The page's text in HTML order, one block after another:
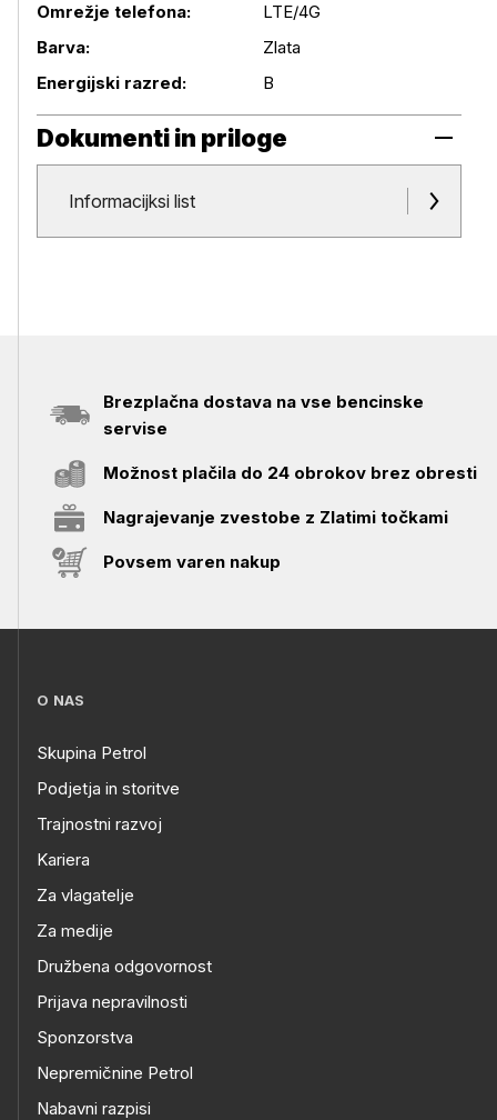
Omrežje telefona:
LTE/4G
Barva:
Zlata
Energijski razred:
B
Dokumenti in priloge
Dokumenti in priloge
Informacijksi list
Brezplačna dostava na vse bencinske
servise
Možnost plačila do 24 obrokov brez obresti
Nagrajevanje zvestobe z Zlatimi točkami
Povsem varen nakup
O NAS
Skupina Petrol
Podjetja in storitve
Trajnostni razvoj
Kariera
Za vlagatelje
Za medije
Družbena odgovornost
Prijava nepravilnosti
Sponzorstva
Nepremičnine Petrol
Nabavni razpisi